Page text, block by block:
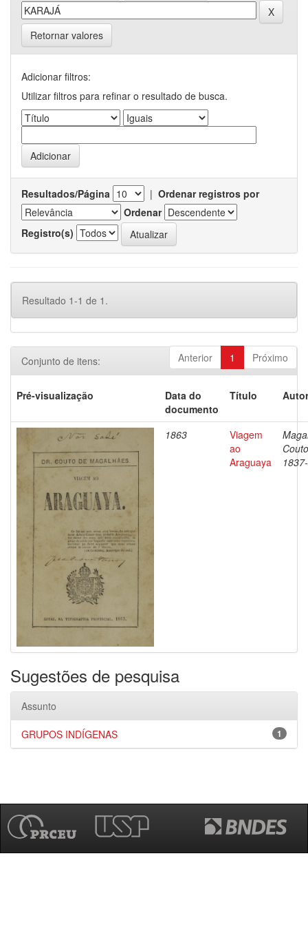
Retornar valores
Adicionar filtros:
Utilizar filtros para refinar o resultado de busca.
Resultados/Página | Ordenar registros por
Ordenar
Registro(s)
Resultado 1-1 de 1.
Anterior 1 Próximo
Conjunto de itens:
Pré-visualização
Data do
documento
Título
1863
Viagem
ao
Araguaya
Sugestões de pesquisa
Assunto
1
GRUPOS INDÍGENAS